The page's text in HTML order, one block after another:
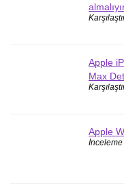
Apple
Max
Apple
İnceleme